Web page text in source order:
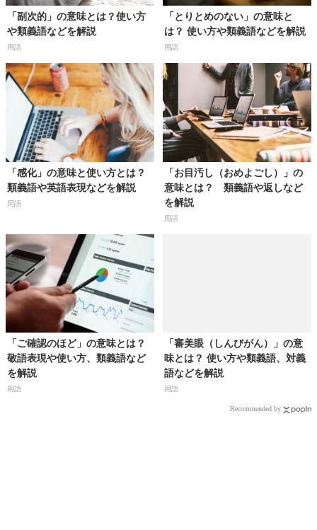
「副次的」の意味とは？使い方
や類義語などを解説
用語
「とりとめのない」の意味と
は？ 使い方や類義語などを解説
用語
「感化」の意味と使い方とは？
類義語や英語表現などを解説
用語
「お目汚し（おめよごし）」の
意味とは？ 類義語や返しなど
を解説
用語
「ご確認のほど」の意味とは？
敬語表現や使い方、類義語など
を解説
用語
「審美眼（しんびがん）」の意
味とは？ 使い方や類義語、対義
語などを解説
用語
Recommended by